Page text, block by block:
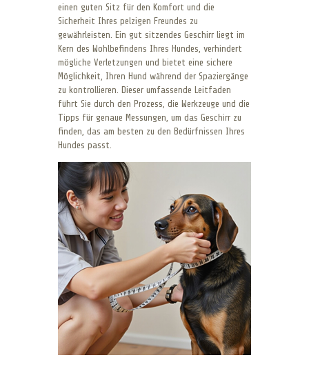
einen guten Sitz für den Komfort und die
Sicherheit Ihres pelzigen Freundes zu
gewährleisten. Ein gut sitzendes Geschirr liegt im
Kern des Wohlbefindens Ihres Hundes, verhindert
mögliche Verletzungen und bietet eine sichere
Möglichkeit, Ihren Hund während der Spaziergänge
zu kontrollieren. Dieser umfassende Leitfaden
führt Sie durch den Prozess, die Werkzeuge und die
Tipps für genaue Messungen, um das Geschirr zu
finden, das am besten zu den Bedürfnissen Ihres
Hundes passt.